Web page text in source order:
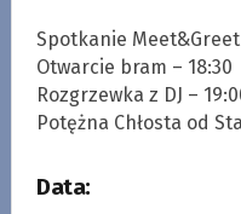
Spotkanie Meet&Greet
Otwarcie bram – 18:30
Rozgrzewka z DJ –
Potężna Chłosta od
Data: